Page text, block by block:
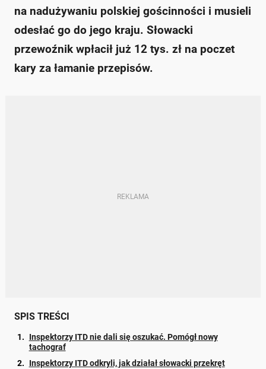
na nadużywaniu polskiej gościnności i musieli
odesłać go do jego kraju. Słowacki
przewoźnik wpłacił już 12 tys. zł na poczet
kary za łamanie przepisów.
SPIS TREŚCI
Inspektorzy ITD nie dali się oszukać. Pomógł nowy
tachograf
Inspektorzy ITD odkryli, jak działał słowacki przekręt